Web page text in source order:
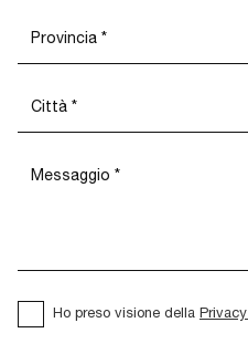
Ho preso visione della